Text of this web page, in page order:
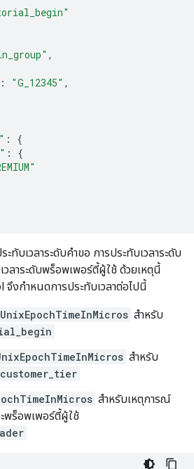
,
: "G_12345" ,
:
{
:
{
ทับเวลาระดับคําขอ การประทับเวลาระดับ
วลาระดับพร็อพเพอร์ตี้ผู้ใช้ ด้วยเหตุนี้
งกําหนดการประทับเวลาต่อไปนี้
สําหรับ
สําหรับ
customer_tier
สําหรับเหตุการณ์
พร็อพเพอร์ตี้ผู้ใช้